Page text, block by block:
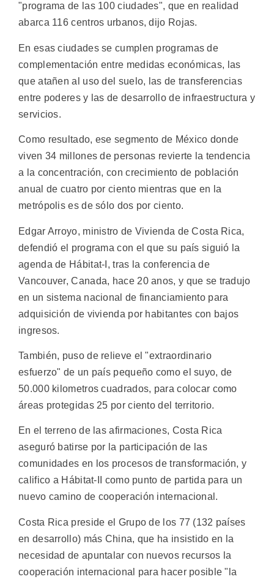
"programa de las 100 ciudades", que en realidad
abarca 116 centros urbanos, dijo Rojas.
En esas ciudades se cumplen programas de
complementación entre medidas económicas, las
que atañen al uso del suelo, las de transferencias
entre poderes y las de desarrollo de infraestructura y
servicios.
Como resultado, ese segmento de México donde
viven 34 millones de personas revierte la tendencia
a la concentración, con crecimiento de población
anual de cuatro por ciento mientras que en la
metrópolis es de sólo dos por ciento.
Edgar Arroyo, ministro de Vivienda de Costa Rica,
defendió el programa con el que su país siguió la
agenda de Hábitat-I, tras la conferencia de
Vancouver, Canada, hace 20 anos, y que se tradujo
en un sistema nacional de financiamiento para
adquisición de vivienda por habitantes con bajos
ingresos.
También, puso de relieve el "extraordinario
esfuerzo" de un país pequeño como el suyo, de
50.000 kilometros cuadrados, para colocar como
áreas protegidas 25 por ciento del territorio.
En el terreno de las afirmaciones, Costa Rica
aseguró batirse por la participación de las
comunidades en los procesos de transformación, y
califico a Hábitat-II como punto de partida para un
nuevo camino de cooperación internacional.
Costa Rica preside el Grupo de los 77 (132 países
en desarrollo) más China, que ha insistido en la
necesidad de apuntalar con nuevos recursos la
cooperación internacional para hacer posible "la